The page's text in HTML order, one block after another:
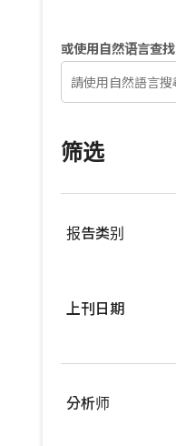
或使用自然语言查找
筛选
报告类别
亚洲供应链
宽频与无线
上刊日期
分析师